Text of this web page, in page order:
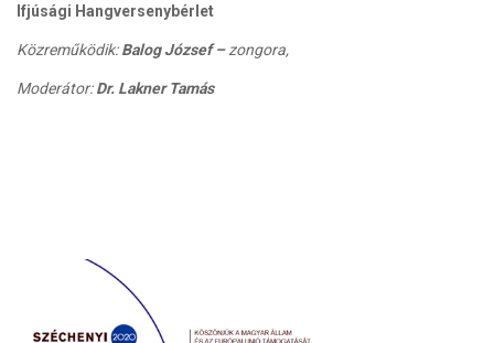
Ifjúsági Hangversenybérlet
Közreműködik:Balog József –zongora,
Moderátor:Dr. Lakner Tamás